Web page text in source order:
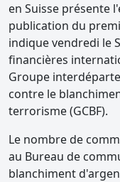
en Suisse présente
publication du
indique vendredi le
financières
Groupe
contre le
terrorisme (GCBF).
Le nombre de
au Bureau de
blanchiment